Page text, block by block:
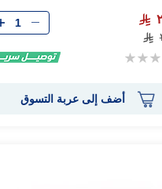
الكمية
أضف إلى عربة التسوق